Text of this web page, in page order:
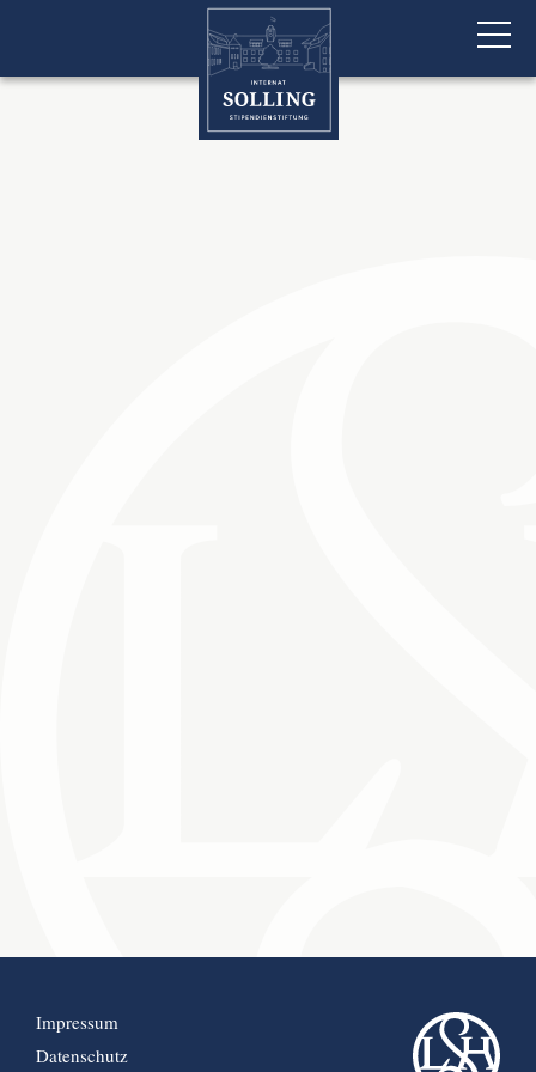
Impressum
Datenschutz